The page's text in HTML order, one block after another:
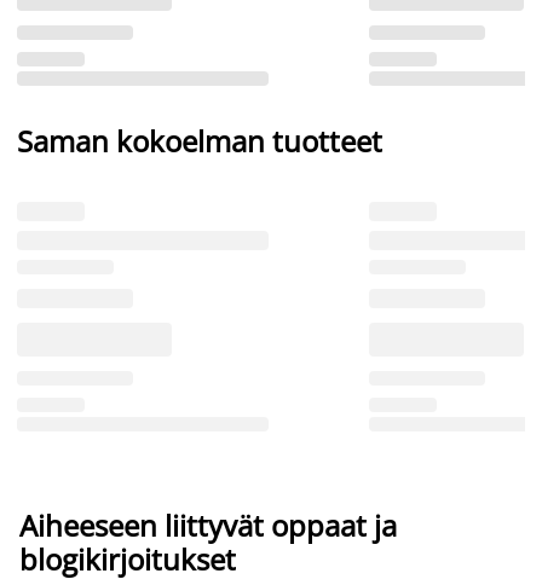
Saman kokoelman tuotteet
Aiheeseen liittyvät oppaat ja
blogikirjoitukset